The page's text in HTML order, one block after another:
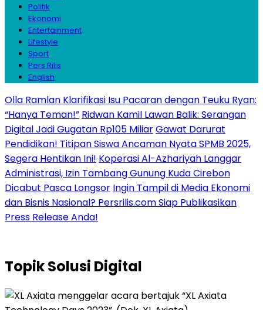
Politik
Ekonomi
Entertainment
Lifestyle
Sport
Pers Rilis
English
Olla Ramlan Klarifikasi Isu Pacaran dengan Teuku Ryan:
“Hanya Teman!” Ridwan Kamil Lawan Balik: Serangan
Digital Jadi Gugatan Rp105 MiliarGawat Darurat
Pendidikan! Titipan Siswa Ancaman Nyata SPMB 2025,
Segera Hentikan Ini! Koperasi Al-Azhariyah Langgar
Administrasi, Izin Tambang Gunung Kuda Cirebon
Dicabut Pasca Longsor Ingin Tampil di Media Ekonomi
dan Bisnis Nasional? Persrilis.com Siap Publikasikan
Press Release Anda!
TopikSolusi Digital